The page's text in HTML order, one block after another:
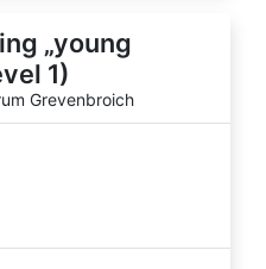
„young
1)
Grevenbroich